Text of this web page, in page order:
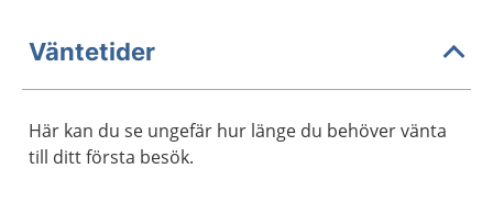
Väntetider
Här kan du se ungefär hur länge du behöver vänta
till ditt första besök.